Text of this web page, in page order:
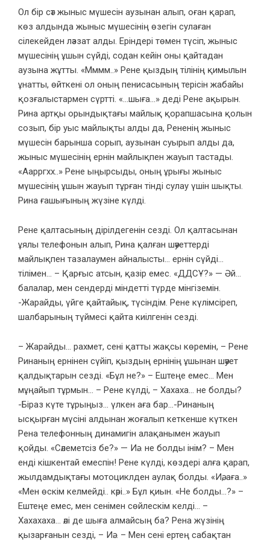
Ол бір сәт жыныс мүшесін аузынан алып, оған қарап,
көз алдында жыныс мүшесінің өзегін сулаған
сілекейден ләззат алды. Еріндері төмен түсіп, жыныс
мүшесінің ұшын сүйді, содан кейін оны қайтадан
аузына жұтты. «Мммм..» Рене қыздың тілінің қимылын
ұнатты, өйткені ол оның пенисасының терісін жабайы
қозғалыстармен сүртті. «…шыға…» деді Рене ақырын.
Рина артқы орындықтағы майлық қорапшасына қолын
созып, бір уыс майлықты алды да, Рененің жыныс
мүшесін барынша сорып, аузынан суырып алды да,
жыныс мүшесінің ернін майлықпен жауып тастады.
«Аарргхх..» Рене ыңырсыды, оның ұрығы жыныс
мүшесінің ұшын жауып тұрған тінді сулау үшін шықты.
Рина ғашығының жүзіне күлді.
Рене қалтасының дірілдегенін сезді. Ол қалтасынан
ұялы телефонын алып, Рина қалған шәуеттерді
майлықпен тазалаумен айналысты… ернін сүйді…
тілімен… – Қарғыс атсын, қазір емес. «ДДСҰ?» — Әй…
балалар, мен сендерді міндетті түрде мінгіземін.
-Жарайды, үйге қайтайық, түсіндім. Рене күлімсіреп,
шалбарының түймесі қайта киілгенін сезді.
– Жарайды… рахмет, сені қатты жақсы көремін, – Рене
Ринаның ернінен сүйіп, қыздың ернінің ұшынан шәует
қалдықтарын сезді. «Бұл не?» – Ештеңе емес… Мен
мұңайып тұрмын… – Рене күлді, – Хахаха… не болды?
-Біраз күте тұрыңыз… үлкен аға бар…-Ринаның
ысқырған мүсіні алдынан жоғалып кеткенше күткен
Рена телефонның динамигін алақанымен жауып
қойды. «Сәлеметсіз бе?» — Иә… не болды інім? – Мен
енді кішкентай емеспін! Рене күлді, көздері алға қарап,
жылдамдықтағы мотоциклден аулақ болды. «Иә, аға..»
«Мен өскім келмейді.. кәрі..» Бұл қиын. «Не болды…?» –
Ештеңе емес, мен сенімен сөйлескім келді… –
Хахахаха… әлі де шыға алмайсың ба? Рена жүзінің
қызарғанын сезді, – Иә… – Мен сені ертең сабақтан